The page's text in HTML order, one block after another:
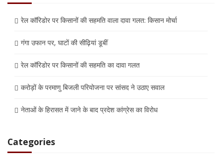
रेल कॉरिडोर पर किसानों की सहमति वाला दावा गलत: किसान मोर्चा
गंगा उफान पर, घाटों की सीढ़ियां डूबीं
रेल कॉरिडोर पर किसानों की सहमति का दावा गलत
करोड़ों के परमाणु बिजली परियोजना पर सांसद ने उठाए सवाल
नेताओं के हिरासत में जाने के बाद प्रदेश कांग्रेस का विरोध
Categories